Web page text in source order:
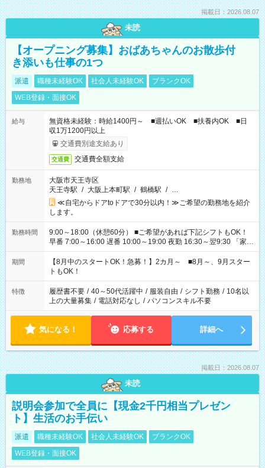
掲載日：2026.08.07
未読
【オープニング募集】おばあちゃんのお散歩付
き添いも仕事の1つ
派遣 職種未経験OK 社会人未経験OK
ブランクOK
WEB登録・面接OK
給与
無資格未経験：時給1400円～ ■週払いOK ■扶養内OK ■日
収1万1200円以上
交通費別途支給あり
交通費 交通費全額支給
勤務地
大阪市天王寺区
天王寺駅 / 大阪上本町駅 / 鶴橋駅 / …
≪自宅からドアtoドアで30分以内！≫ご希望の勤務地を紹介
します。
勤務時間
9:00～18:00（休憩60分） ■ご希望があれば下記シフトもOK！
早番 7:00～16:00 遅番 10:00～19:00 夜勤 16:30～翌9:30 「家族
と休みを合わせたい」 「余裕を持って夕飯の準備がしたい」
「できれば残業はしたくない」 など、ご希望を教えてください
ね。 ※Wワーク希望の方へ 今ご覧のお仕事で希望する勤務時間
と、もう1つのお仕事の勤務時間。 合計で週40時間を超える場
合は応募できません。
期間
【8月中のスタートOK！急募！】2カ月～ ■8月～、9月スター
トもOK！
特徴 履歴書不要 / 40～50代活躍中 / 服装自由 / シフト勤務 / 10名以
上の大量募集 / 電話対応なし / パソコンスキル不要
気になる！ 応募する 詳細へ
掲載日：2026.08.07
未読
説明会参加で全員に【現金2千円相当プレゼン
ト】生活のお手伝い
派遣 職種未経験OK 社会人未経験OK
ブランクOK
WEB登録・面接OK